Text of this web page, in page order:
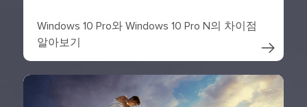
Windows 10 Pro와 Windows 10 Pro N의 차이점
알아보기
